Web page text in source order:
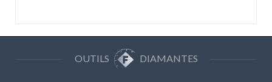
OUTILS DIAMANTES